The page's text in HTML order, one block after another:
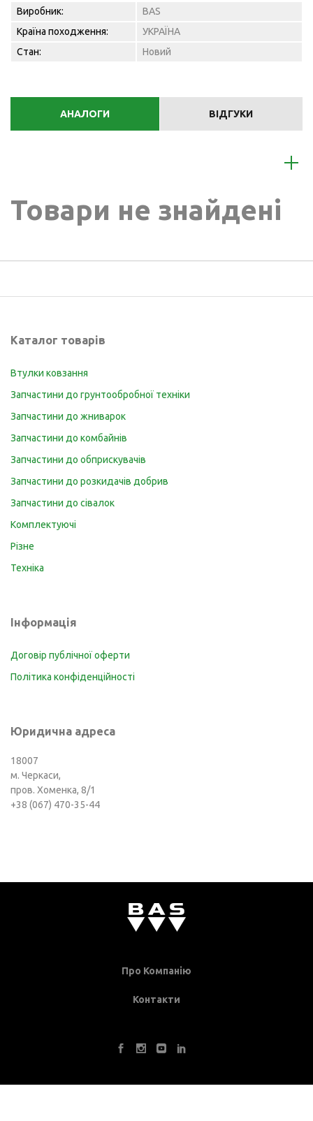
Виробник:
BAS
Країна походження:
УКРАЇНА
Стан:
Новий
АНАЛОГИ ВІДГУКИ
Товари не знайдені
Каталог товарів
Втулки ковзання
Запчастини до грунтообробної техніки
Запчастини до жниварок
Запчастини до комбайнів
Запчастини до обприскувачів
Запчастини до розкидачів добрив
Запчастини до сівалок
Комплектуючі
Різне
Техніка
Інформація
Договір публічної оферти
Політика конфіденційності
Юридична адреса
18007
м. Черкаси,
пров. Хоменка, 8/1
+38 (067) 470-35-44
Про Компанію
Контакти